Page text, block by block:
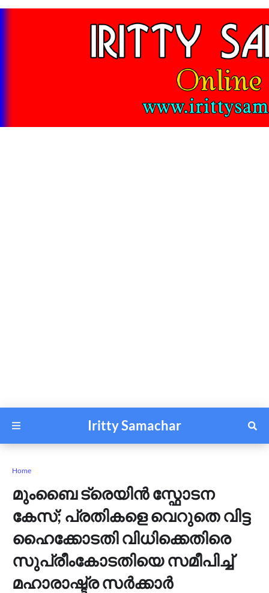
Iritty Samachar
Home
മുംബൈ ട്രെയിൻ സ്ഫോടന
കേസ്; പ്രതികളെ വെറുതെ വിട്ട
ഹൈക്കോടതി വിധിക്കെതിരെ
സുപ്രീംകോടതിയെ സമീപിച്ച്
മഹാരാഷ്ട്ര സർക്കാർ